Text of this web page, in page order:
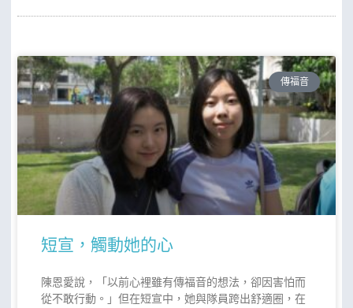
傳福音
短宣，觸動她的心
陳恩愛說，「以前心裡雖有傳福音的想法，卻因害怕而
從不敢行動。」但在短宣中，她與隊員跨出舒適圈，在